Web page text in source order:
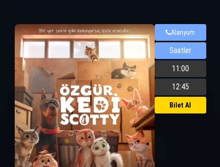
Alanyum
Saatler
11:00
12:45
Bilet Al